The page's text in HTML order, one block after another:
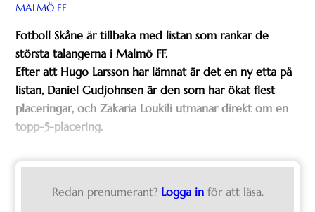
MALMÖ FF
Fotboll Skåne är tillbaka med listan som rankar de
största talangerna i Malmö FF.
Efter att Hugo Larsson har lämnat är det en ny etta på
listan, Daniel Gudjohnsen är den som har ökat flest
placeringar, och Zakaria Loukili utmanar direkt om en
topp-5-placering.
Redan prenumerant? Logga in för att läsa.